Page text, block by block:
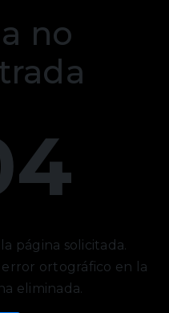
no
página solicitada.
ortográfico en la
eliminada.